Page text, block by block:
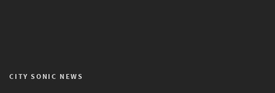
CITY SONIC NEWS